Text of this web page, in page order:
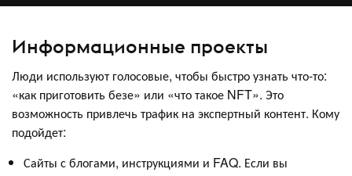
Информационные проекты
Люди используют голосовые, чтобы быстро узнать что-то:
«как приготовить безе» или «что такое NFT». Это
возможность привлечь трафик на экспертный контент. Кому
подойдет:
Сайты с блогами, инструкциями и FAQ. Если вы